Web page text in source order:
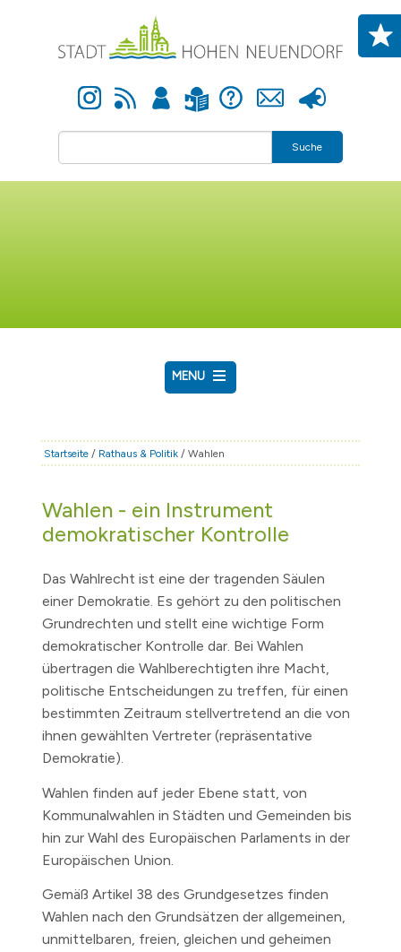
Instagram Newsfeed Anmelden Leichte Sprache Hilfe Kontakt Presse
Suche
MENU
RATHAUS & POLITIK
FAMILIE & BILDUNG
TOURISMUS
BAUEN & WIRTSCHAFT
Startseite / Rathaus & Politik / Wahlen
Wahlen - ein Instrument
demokratischer Kontrolle
Das Wahlrecht ist eine der tragenden Säulen
einer Demokratie. Es gehört zu den politischen
Grundrechten und stellt eine wichtige Form
demokratischer Kontrolle dar. Bei Wahlen
übertragen die Wahlberechtigten ihre Macht,
politische Entscheidungen zu treffen, für einen
bestimmten Zeitraum stellvertretend an die von
ihnen gewählten Vertreter (repräsentative
Demokratie).
Wahlen finden auf jeder Ebene statt, von
Kommunalwahlen in Städten und Gemeinden bis
hin zur Wahl des Europäischen Parlaments in der
Europäischen Union.
Gemäß Artikel 38 des Grundgesetzes finden
Wahlen nach den Grundsätzen der allgemeinen,
unmittelbaren, freien, gleichen und geheimen